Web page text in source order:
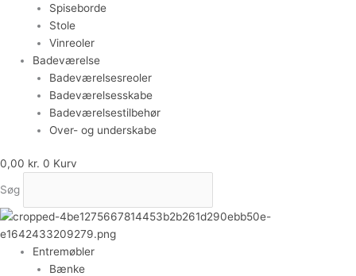
Spiseborde
Stole
Vinreoler
Badeværelse
Badeværelsesreoler
Badeværelsesskabe
Badeværelsestilbehør
Over- og underskabe
0,00 kr. 0 Kurv
Søg
Entremøbler
Bænke